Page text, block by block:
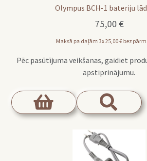
Olympus BCH-1 bateriju
75,00 €
Maksā pa daļām 3x25,00€bez
Pēc pasūtījuma veikšanas, gaidiet
apstiprinājumu.